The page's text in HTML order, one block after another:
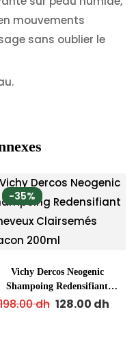
mouvements
sans oublier le
-35%
Vichy Dercos Neogenic
Shampoing Redensifiant
Cheveux Clairsemés Flacon
198.00dh 128.00 dh